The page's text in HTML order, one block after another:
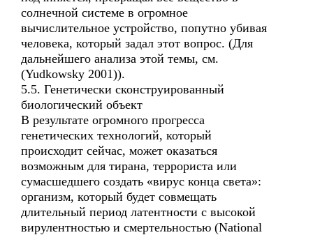
солнечной системе в огромное
вычислительное устройство, попутно убивая
человека, который задал этот вопрос. (Для
дальнейшего анализа этой темы, см.
(Yudkowsky 2001)).
5.5. Генетически сконструированный
биологический объект
В результате огромного прогресса
генетических технологий, который
происходит сейчас, может оказаться
возможным для тирана, террориста или
сумасшедшего создать «вирус конца света»:
организм, который будет совмещать
длительный период латентности с высокой
вирулентностью и смертельностью (National